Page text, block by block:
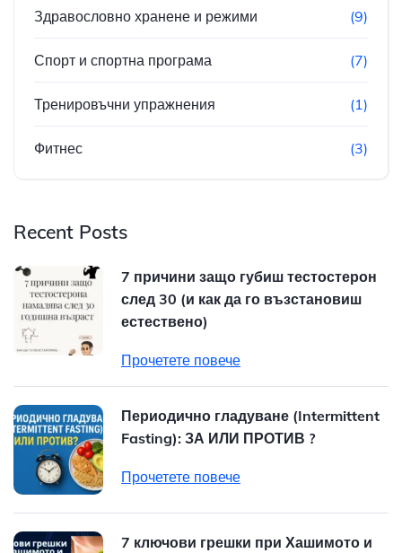
Здравословно хранене и режими (9)
Спорт и спортна програма (7)
Тренировъчни упражнения (1)
Фитнес (3)
Recent Posts
7 причини защо губиш тестостерон
след 30 (и как да го възстановиш
естествено)
Прочетете повече
Периодично гладуване (Intermittent
Fasting): ЗА ИЛИ ПРОТИВ ?
Прочетете повече
7 ключови грешки при Хашимото и